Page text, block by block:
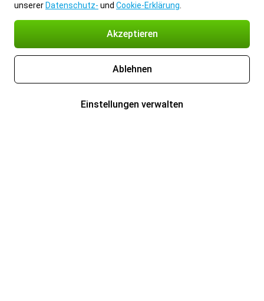
unserer Datenschutz- und Cookie-Erklärung
Akzeptieren
Ablehnen
Einstellungen verwalten